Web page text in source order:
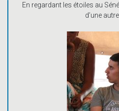
En regardant les étoiles au
d’une